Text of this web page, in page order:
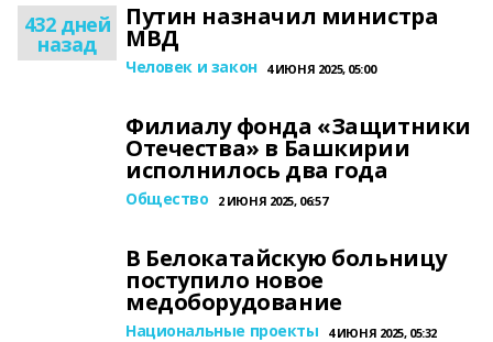
432 дней
назад
Путин назначил министра
МВД
Человек и закон 4 ИЮНЯ 2025, 05:00
Филиалу фонда «Защитники
Отечества» в Башкирии
исполнилось два года
Общество 2 ИЮНЯ 2025, 06:57
В Белокатайскую больницу
поступило новое
медоборудование
Национальные проекты 4 ИЮНЯ 2025, 05:32